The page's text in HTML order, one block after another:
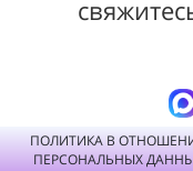
ПОЛИТИКА В
ПЕРСОНАЛЬНЫХ